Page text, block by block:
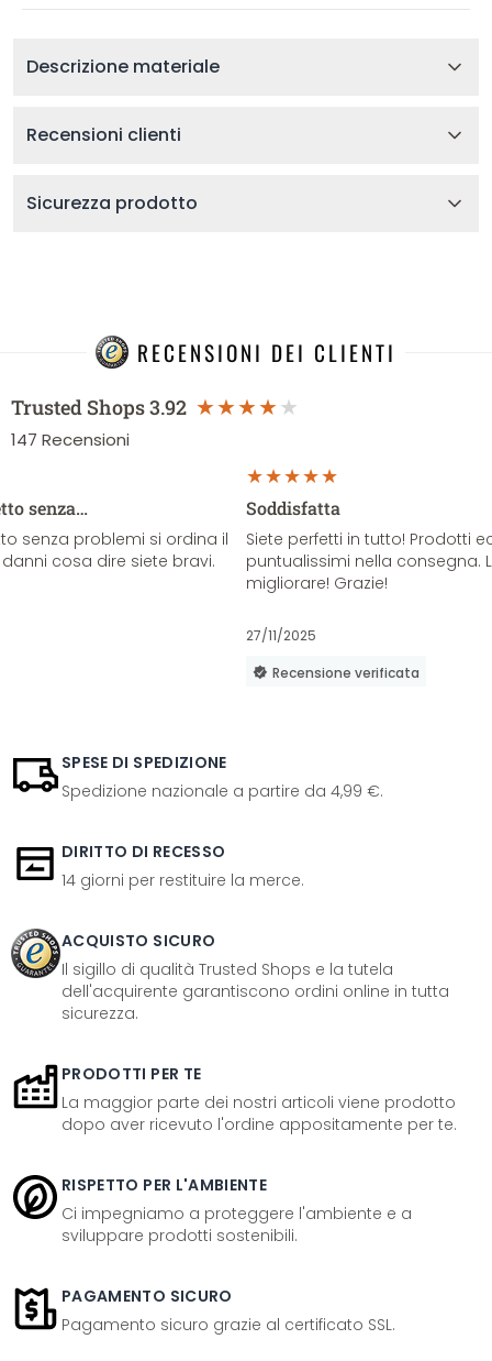
Descrizione materiale
Recensioni clienti
Sicurezza prodotto
RECENSIONI DEI CLIENTI
Trusted Shops3.92
147 Recensioni
senza…
senza problemi si ordina il
cosa dire siete bravi.
Soddisfatta
Siete perfetti in tutto! Prodotti
puntualissimi nella consegna.
migliorare! Grazie!
27/11/2025
Recensione verificata
SPESE DI SPEDIZIONE
Spedizione nazionale a partire da 4,99 €.
DIRITTO DI RECESSO
14 giorni per restituire la merce.
ACQUISTO SICURO
Il sigillo di qualità Trusted Shops e la tutela
dell'acquirente garantiscono ordini online in tutta
sicurezza.
PRODOTTI PER TE
La maggior parte dei nostri articoli viene prodotto
dopo aver ricevuto l'ordine appositamente per te.
RISPETTO PER L'AMBIENTE
Ci impegniamo a proteggere l'ambiente e a
sviluppare prodotti sostenibili.
PAGAMENTO SICURO
Pagamento sicuro grazie al certificato SSL.